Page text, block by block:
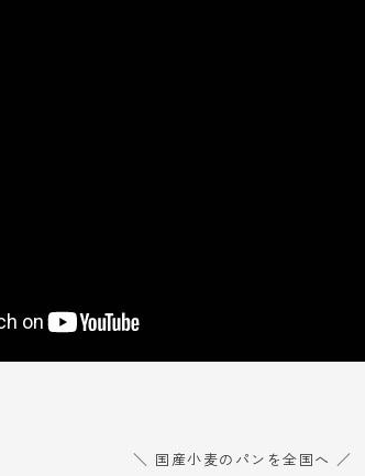
＼ 国産小麦のパンを全国へ ／